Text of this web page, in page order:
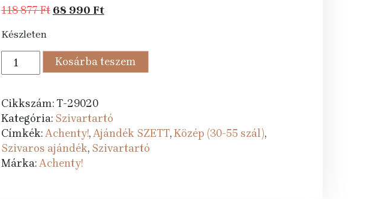
118 877Ft Original
118
877 Ft.
68 990 FtCurrent
68
990 Ft.
Készleten
Humidor
30
szivar
részére,
spanyol
cédrusfa
szivar
Kosárba teszem
Cikkszám:T-29020
Kategória: Szivartartó
Címkék:Achenty!,Ajándék SZETT,Közép (30-55 szál),
Szivaros ajándék, Szivartartó
Márka:Achenty!